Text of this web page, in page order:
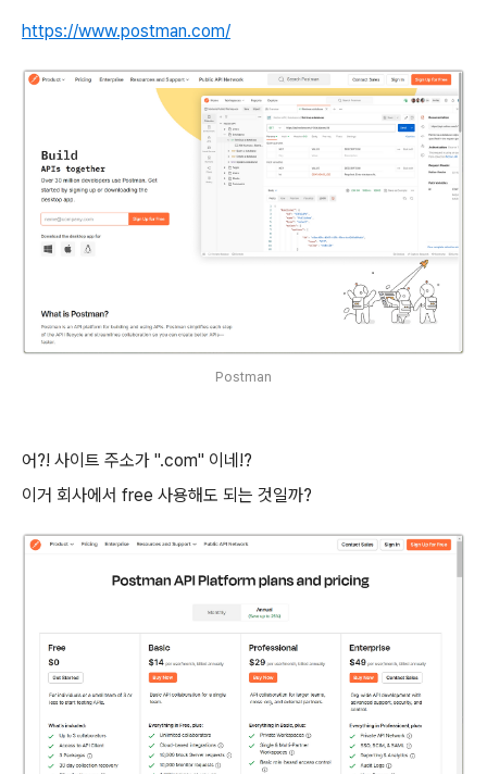
https://www.postman.com/
Postman
어?! 사이트 주소가 ".com" 이네!?
이거 회사에서 free 사용해도 되는 것일까?